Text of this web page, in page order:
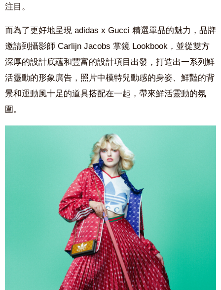
注目 。
而為了更好地呈現 adidas x Gucci 精選單品的魅力 ，品牌
邀請到攝影師 Carlijn Jacobs 掌鏡 Lookbook， 並從雙方
深厚的設計底蘊和豐富的設計項目出發，打造出一系列鮮
活靈動的形象廣告，照片中模特兒動感的身姿、鮮豔的背
景和運動風十足的道具搭配在一起，帶來鮮活靈動的氛
圍。